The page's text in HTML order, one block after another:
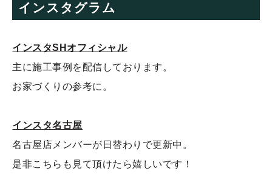
インスタグラム
インスタSHオフィシャル
主に施工事例を配信しております。
お家づくりの参考に。
インスタ名古屋
名古屋店メンバーが日替わりで更新中。
是非こちらも見て頂けたら嬉しいです！